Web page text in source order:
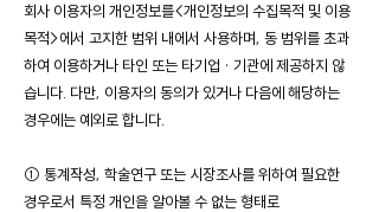
회사 이용자의 개인정보를<개인정보의 수집목적 및 이용
목적>에서 고지한 범위 내에서 사용하며, 동 범위를 초과
하여 이용하거나 타인 또는 타기업 · 기관에 제공하지 않
습니다. 다만, 이용자의 동의가 있거나 다음에 해당하는
경우에는 예외로 합니다.
① 통계작성, 학술연구 또는 시장조사를 위하여 필요한
경우로서 특정 개인을 알아볼 수 없는 형태로